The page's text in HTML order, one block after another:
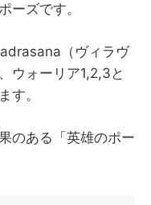
ーズです。
（ヴィラヴ
ウォーリア1,2,3と
す。
のある「英雄のポー